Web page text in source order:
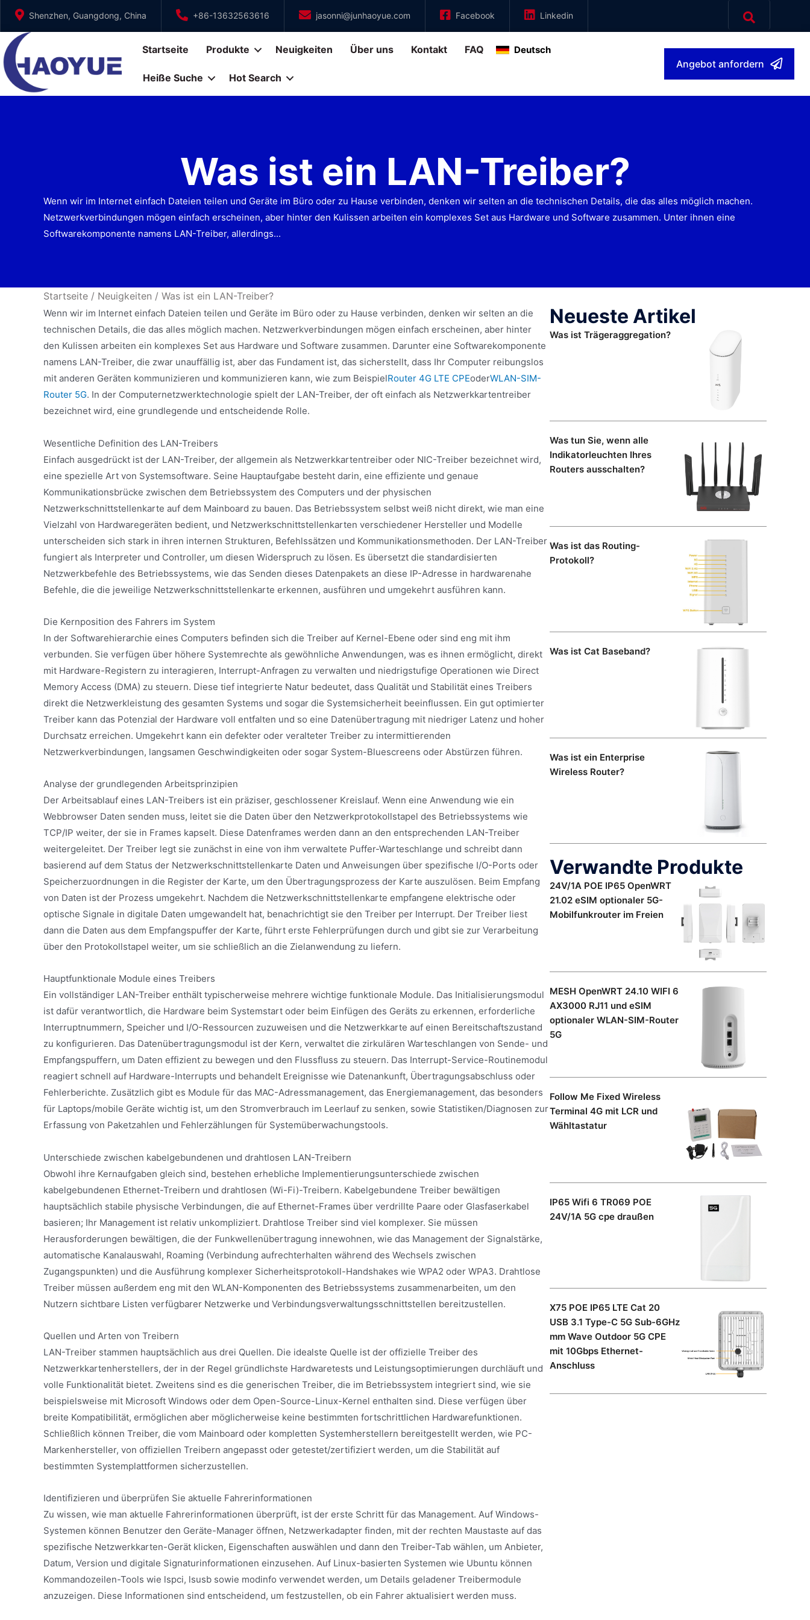
Zum
Inhalt
springen
Shenzhen, Guangdong, China +86-13632563616 jasonni@junhaoyue.com Facebook Linkedin
Startseite Produkte Neuigkeiten Über uns Kontakt FAQ Deutsch
Heiße Suche Hot Search
Angebot anfordern
Was ist ein LAN-Treiber?
Wenn wir im Internet einfach Dateien teilen und Geräte im Büro oder zu Hause verbinden, denken wir selten an die technischen Details, die das alles möglich machen.
Netzwerkverbindungen mögen einfach erscheinen, aber hinter den Kulissen arbeiten ein komplexes Set aus Hardware und Software zusammen. Unter ihnen eine
Softwarekomponente namens LAN-Treiber, allerdings...
Startseite / Neuigkeiten / Was ist ein LAN-Treiber?
Wenn wir im Internet einfach Dateien teilen und Geräte im Büro oder zu Hause verbinden, denken wir selten an die
technischen Details, die das alles möglich machen. Netzwerkverbindungen mögen einfach erscheinen, aber hinter
den Kulissen arbeiten ein komplexes Set aus Hardware und Software zusammen. Darunter eine Softwarekomponente
namens LAN-Treiber, die zwar unauffällig ist, aber das Fundament ist, das sicherstellt, dass Ihr Computer reibungslos
mit anderen Geräten kommunizieren und kommunizieren kann, wie zum BeispielRouter 4G LTE CPEoderWLAN-SIM-
Router 5G. In der Computernetzwerktechnologie spielt der LAN-Treiber, der oft einfach als Netzwerkkartentreiber
bezeichnet wird, eine grundlegende und entscheidende Rolle.
Wesentliche Definition des LAN-Treibers
Einfach ausgedrückt ist der LAN-Treiber, der allgemein als Netzwerkkartentreiber oder NIC-Treiber bezeichnet wird,
eine spezielle Art von Systemsoftware. Seine Hauptaufgabe besteht darin, eine effiziente und genaue
Kommunikationsbrücke zwischen dem Betriebssystem des Computers und der physischen
Netzwerkschnittstellenkarte auf dem Mainboard zu bauen. Das Betriebssystem selbst weiß nicht direkt, wie man eine
Vielzahl von Hardwaregeräten bedient, und Netzwerkschnittstellenkarten verschiedener Hersteller und Modelle
unterscheiden sich stark in ihren internen Strukturen, Befehlssätzen und Kommunikationsmethoden. Der LAN-Treiber
fungiert als Interpreter und Controller, um diesen Widerspruch zu lösen. Es übersetzt die standardisierten
Netzwerkbefehle des Betriebssystems, wie das Senden dieses Datenpakets an diese IP-Adresse in hardwarenahe
Befehle, die die jeweilige Netzwerkschnittstellenkarte erkennen, ausführen und umgekehrt ausführen kann.
Die Kernposition des Fahrers im System
In der Softwarehierarchie eines Computers befinden sich die Treiber auf Kernel-Ebene oder sind eng mit ihm
verbunden. Sie verfügen über höhere Systemrechte als gewöhnliche Anwendungen, was es ihnen ermöglicht, direkt
mit Hardware-Registern zu interagieren, Interrupt-Anfragen zu verwalten und niedrigstufige Operationen wie Direct
Memory Access (DMA) zu steuern. Diese tief integrierte Natur bedeutet, dass Qualität und Stabilität eines Treibers
direkt die Netzwerkleistung des gesamten Systems und sogar die Systemsicherheit beeinflussen. Ein gut optimierter
Treiber kann das Potenzial der Hardware voll entfalten und so eine Datenübertragung mit niedriger Latenz und hoher
Durchsatz erreichen. Umgekehrt kann ein defekter oder veralteter Treiber zu intermittierenden
Netzwerkverbindungen, langsamen Geschwindigkeiten oder sogar System-Bluescreens oder Abstürzen führen.
Analyse der grundlegenden Arbeitsprinzipien
Der Arbeitsablauf eines LAN-Treibers ist ein präziser, geschlossener Kreislauf. Wenn eine Anwendung wie ein
Webbrowser Daten senden muss, leitet sie die Daten über den Netzwerkprotokollstapel des Betriebssystems wie
TCP/IP weiter, der sie in Frames kapselt. Diese Datenframes werden dann an den entsprechenden LAN-Treiber
weitergeleitet. Der Treiber legt sie zunächst in eine von ihm verwaltete Puffer-Warteschlange und schreibt dann
basierend auf dem Status der Netzwerkschnittstellenkarte Daten und Anweisungen über spezifische I/O-Ports oder
Speicherzuordnungen in die Register der Karte, um den Übertragungsprozess der Karte auszulösen. Beim Empfang
von Daten ist der Prozess umgekehrt. Nachdem die Netzwerkschnittstellenkarte empfangene elektrische oder
optische Signale in digitale Daten umgewandelt hat, benachrichtigt sie den Treiber per Interrupt. Der Treiber liest
dann die Daten aus dem Empfangspuffer der Karte, führt erste Fehlerprüfungen durch und gibt sie zur Verarbeitung
über den Protokollstapel weiter, um sie schließlich an die Zielanwendung zu liefern.
Hauptfunktionale Module eines Treibers
Ein vollständiger LAN-Treiber enthält typischerweise mehrere wichtige funktionale Module. Das Initialisierungsmodul
ist dafür verantwortlich, die Hardware beim Systemstart oder beim Einfügen des Geräts zu erkennen, erforderliche
Interruptnummern, Speicher und I/O-Ressourcen zuzuweisen und die Netzwerkkarte auf einen Bereitschaftszustand
zu konfigurieren. Das Datenübertragungsmodul ist der Kern, verwaltet die zirkulären Warteschlangen von Sende- und
Empfangspuffern, um Daten effizient zu bewegen und den Flussfluss zu steuern. Das Interrupt-Service-Routinemodul
reagiert schnell auf Hardware-Interrupts und behandelt Ereignisse wie Datenankunft, Übertragungsabschluss oder
Fehlerberichte. Zusätzlich gibt es Module für das MAC-Adressmanagement, das Energiemanagement, das besonders
für Laptops/mobile Geräte wichtig ist, um den Stromverbrauch im Leerlauf zu senken, sowie Statistiken/Diagnosen zur
Erfassung von Paketzahlen und Fehlerzählungen für Systemüberwachungstools.
Unterschiede zwischen kabelgebundenen und drahtlosen LAN-Treibern
Obwohl ihre Kernaufgaben gleich sind, bestehen erhebliche Implementierungsunterschiede zwischen
kabelgebundenen Ethernet-Treibern und drahtlosen (Wi-Fi)-Treibern. Kabelgebundene Treiber bewältigen
hauptsächlich stabile physische Verbindungen, die auf Ethernet-Frames über verdrillte Paare oder Glasfaserkabel
basieren; Ihr Management ist relativ unkompliziert. Drahtlose Treiber sind viel komplexer. Sie müssen
Herausforderungen bewältigen, die der Funkwellenübertragung innewohnen, wie das Management der Signalstärke,
automatische Kanalauswahl, Roaming (Verbindung aufrechterhalten während des Wechsels zwischen
Zugangspunkten) und die Ausführung komplexer Sicherheitsprotokoll-Handshakes wie WPA2 oder WPA3. Drahtlose
Treiber müssen außerdem eng mit den WLAN-Komponenten des Betriebssystems zusammenarbeiten, um den
Nutzern sichtbare Listen verfügbarer Netzwerke und Verbindungsverwaltungsschnittstellen bereitzustellen.
Quellen und Arten von Treibern
LAN-Treiber stammen hauptsächlich aus drei Quellen. Die idealste Quelle ist der offizielle Treiber des
Netzwerkkartenherstellers, der in der Regel gründlichste Hardwaretests und Leistungsoptimierungen durchläuft und
volle Funktionalität bietet. Zweitens sind es die generischen Treiber, die im Betriebssystem integriert sind, wie sie
beispielsweise mit Microsoft Windows oder dem Open-Source-Linux-Kernel enthalten sind. Diese verfügen über
breite Kompatibilität, ermöglichen aber möglicherweise keine bestimmten fortschrittlichen Hardwarefunktionen.
Schließlich können Treiber, die vom Mainboard oder kompletten Systemherstellern bereitgestellt werden, wie PC-
Markenhersteller, von offiziellen Treibern angepasst oder getestet/zertifiziert werden, um die Stabilität auf
bestimmten Systemplattformen sicherzustellen.
Identifizieren und überprüfen Sie aktuelle Fahrerinformationen
Zu wissen, wie man aktuelle Fahrerinformationen überprüft, ist der erste Schritt für das Management. Auf Windows-
Systemen können Benutzer den Geräte-Manager öffnen, Netzwerkadapter finden, mit der rechten Maustaste auf das
spezifische Netzwerkkarten-Gerät klicken, Eigenschaften auswählen und dann den Treiber-Tab wählen, um Anbieter,
Datum, Version und digitale Signaturinformationen einzusehen. Auf Linux-basierten Systemen wie Ubuntu können
Kommandozeilen-Tools wie lspci, lsusb sowie modinfo verwendet werden, um Details geladener Treibermodule
anzuzeigen. Diese Informationen sind entscheidend, um festzustellen, ob ein Fahrer aktualisiert werden muss.
Neueste Artikel
Was ist Trägeraggregation?
Was tun Sie, wenn alle
Indikatorleuchten Ihres
Routers ausschalten?
Was ist das Routing-
Protokoll?
Was ist Cat Baseband?
Was ist ein Enterprise
Wireless Router?
Verwandte Produkte
24V/1A POE IP65 OpenWRT
21.02 eSIM optionaler 5G-
Mobilfunkrouter im Freien
MESH OpenWRT 24.10 WIFI 6
AX3000 RJ11 und eSIM
optionaler WLAN-SIM-Router
5G
Follow Me Fixed Wireless
Terminal 4G mit LCR und
Wähltastatur
IP65 Wifi 6 TR069 POE
24V/1A 5G cpe draußen
X75 POE IP65 LTE Cat 20
USB 3.1 Type-C 5G Sub-6GHz
mm Wave Outdoor 5G CPE
mit 10Gbps Ethernet-
Anschluss